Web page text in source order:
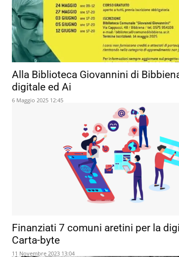
Alla Biblioteca Giovannini di
digitale ed Ai
6 Maggio 2025 12:45
Finanziati 7 comuni aretini per la
Carta-byte
11 Novembre 2023 13:04